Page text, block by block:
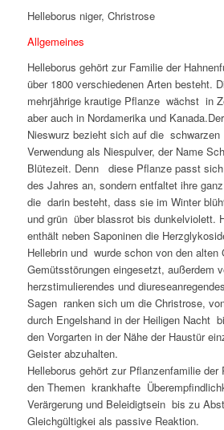
Helleborus niger, Christrose
Allgemeines
Helleborus gehört zur Familie der
über 1800 verschiedenen Arten besteht.
mehrjährige krautige Pflanze wächst in
aber auch in Nordamerika und
Nieswurz bezieht sich auf die
Verwendung als Niespulver, der Name
Blütezeit. Denn diese Pflanze passt
des Jahres an, sondern entfaltet ihre
die darin besteht, dass sie im Winter
und grün über blassrot bis dunkelviolett.
enthält neben Saponinen die
Hellebrin und wurde schon von den alten
Gemütsstörungen eingesetzt, außerdem
herzstimulierendes und
Sagen ranken sich um die Christrose,
durch Engelshand in der Heiligen Nacht
den Vorgarten in der Nähe der Haustür
Geister abzuhalten.
Helleborus gehört zur Pflanzenfamilie der
den Themen krankhafte
Verärgerung und Beleidigtsein bis zu
Gleichgültigkei als passive Reaktion.